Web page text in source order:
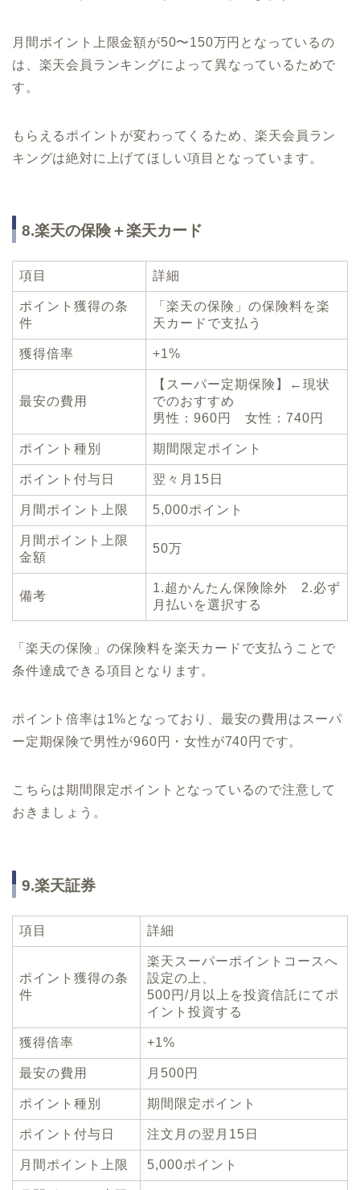
月間ポイント上限金額が50〜150万円となっているの
は、楽天会員ランキングによって異なっているためで
す。
もらえるポイントが変わってくるため、楽天会員ラン
キングは絶対に上げてほしい項目となっています。
8.楽天の保険＋楽天カード
項目 詳細
ポイント獲得の条
件
「楽天の保険」の保険料を楽
天カードで支払う
獲得倍率 +1%
最安の費用
【スーパー定期保険】←現状
でのおすすめ
男性：960円 女性：740円
ポイント種別 期間限定ポイント
ポイント付与日 翌々月15日
月間ポイント上限 5,000ポイント
月間ポイント上限
金額
50万
備考
1.超かんたん保険除外 2.必ず
月払いを選択する
「楽天の保険」の保険料を楽天カードで支払うことで
条件達成できる項目となります。
ポイント倍率は1%となっており、最安の費用はスーパ
ー定期保険で男性が960円・女性が740円です。
こちらは期間限定ポイントとなっているので注意して
おきましょう。
9.楽天証券
項目 詳細
ポイント獲得の条
件
楽天スーパーポイントコースへ
設定の上、
500円/月以上を投資信託にてポ
イント投資する
獲得倍率 +1%
最安の費用 月500円
ポイント種別 期間限定ポイント
ポイント付与日 注文月の翌月15日
月間ポイント上限 5,000ポイント